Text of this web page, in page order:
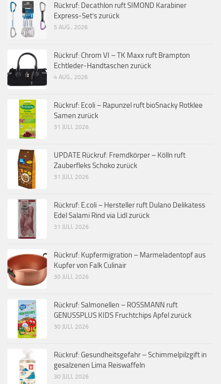
Rückruf: Decathlon ruft SIMOND Karabiner
Express-Set’s zurück
5 AUG., 2026
Rückruf: Chrom VI – TK Maxx ruft Brampton
Echtleder-Handtaschen zurück
4 AUG., 2026
Rückruf: Ecoli – Rapunzel ruft bioSnacky Rotklee
Samen zurück
31 JULI, 2026
UPDATE Rückruf: Fremdkörper – Kölln ruft
Zauberfleks Schoko zurück
31 JULI, 2026
Rückruf: E.coli – Hersteller ruft Dulano Delikatess
Edel Salami Rind via Lidl zurück
31 JULI, 2026
Rückruf: Kupfermigration – Marmeladentopf aus
Kupfer von Falk Culinair
30 JULI, 2026
Rückruf: Salmonellen – ROSSMANN ruft
GENUSSPLUS KIDS Fruchtchips Apfel zurück
30 JULI, 2026
Rückruf: Gesundheitsgefahr – Schimmelpilzgift in
gesalzenen Lima Reiswaffeln
30 JULI, 2026